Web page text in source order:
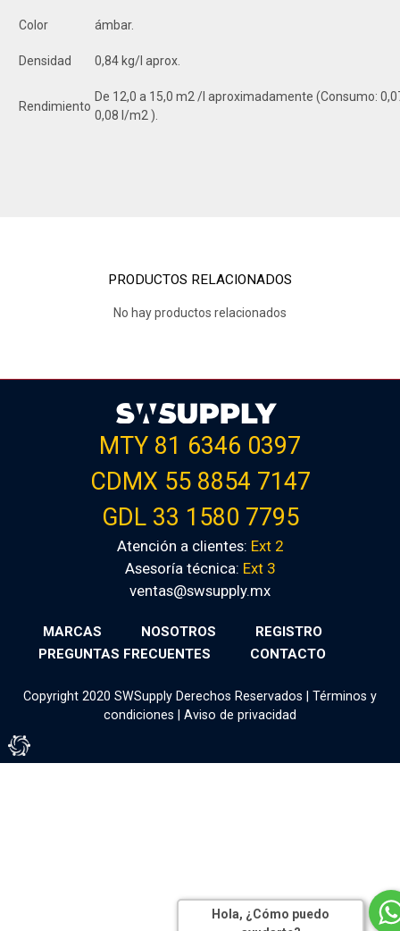
Color ámbar.
Densidad 0,84 kg/l aprox.
Rendimiento
De 12,0 a 15,0 m2 /l aproximadamente (Consumo:
0,08 l/m2 ).
PRODUCTOS RELACIONADOS
No hay productos relacionados
MTY 81 6346 0397
CDMX 55 8854 7147
GDL 33 1580 7795
Atención a clientes: Ext 2
Asesoría técnica: Ext 3
ventas@swsupply.mx
MARCAS NOSOTROS
REGISTRO
PREGUNTAS FRECUENTES
CONTACTO
Copyright 2020 SWSupply Derechos Reservados | Términos y
condiciones
Aviso de privacidad
Hola, ¿Cómo puedo